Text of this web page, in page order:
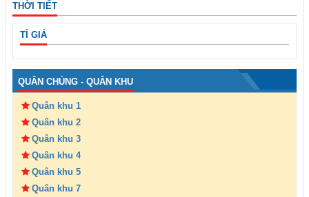
THỜI TIẾT
TỈ GIÁ
QUÂN CHỦNG - QUÂN KHU
Quân khu 1
Quân khu 2
Quân khu 3
Quân khu 4
Quân khu 5
Quân khu 7